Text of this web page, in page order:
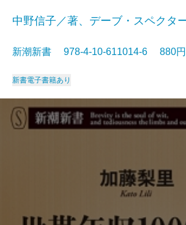
中野信子／著、デーブ・スペクタ
新潮新書 978-4-10-611014-6 880
新書電子書籍あり